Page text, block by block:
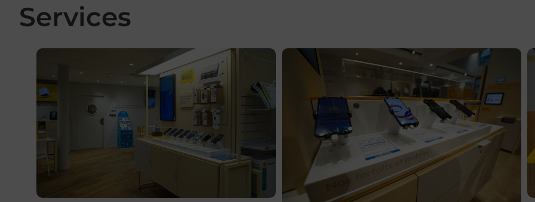
Services
En savoir plus En savoir plus